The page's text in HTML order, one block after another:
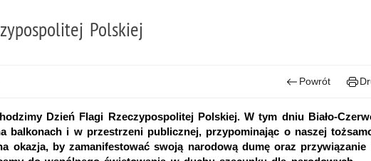
Polskiej
Powrót
Dzień Flagi Rzeczypospolitej Polskiej. W tym dniu Biało-
balkonach i w przestrzeni publicznej, przypominając o naszej
okazja, by zamanifestować swoją narodową dumę oraz przywiązanie